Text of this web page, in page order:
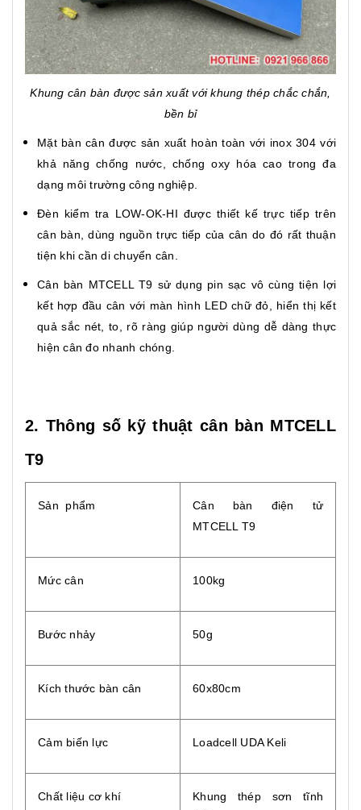
Khung cân bàn được sản xuất với khung thép chắc chắn,
bền bỉ
Mặt bàn cân được sản xuất hoàn toàn với inox 304 với
khả năng chống nước, chống oxy hóa cao trong đa
dạng môi trường công nghiệp.
Đèn kiểm tra LOW-OK-HI được thiết kế trực tiếp trên
cân bàn, dùng nguồn trực tiếp của cân do đó rất thuận
tiện khi cần di chuyển cân.
Cân bàn MTCELL T9 sử dụng pin sạc vô cùng tiện lợi
kết hợp đầu cân với màn hình LED chữ đỏ, hiển thị kết
quả sắc nét, to, rõ ràng giúp người dùng dễ dàng thực
hiện cân đo nhanh chóng.
2. Thông số kỹ thuật cân bàn MTCELL
T9
Sản phẩm
Cân bàn điện tử
MTCELL T9
Mức cân 100kg
Bước nhảy 50g
Kích thước bàn cân 60x80cm
Cảm biến lực Loadcell UDA Keli
Chất liệu cơ khí
Khung thép sơn tĩnh